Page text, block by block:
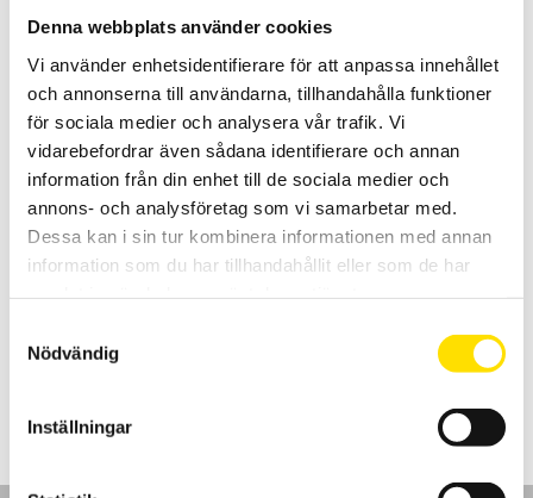
Denna webbplats använder cookies
Vi använder enhetsidentifierare för att anpassa innehållet
och annonserna till användarna, tillhandahålla funktioner
för sociala medier och analysera vår trafik. Vi
vidarebefordrar även sådana identifierare och annan
information från din enhet till de sociala medier och
annons- och analysföretag som vi samarbetar med.
Dessa kan i sin tur kombinera informationen med annan
information som du har tillhandahållit eller som de har
Nödvändig
Inställningar
9,195.00 kr
CA6474 Adapter vid parallella jordanslutningar
Adapter för jordtagsmätning vid parallella jordningar på exempelvis
högspänningsmaster och vindkraftverk med ansluten toppjordlina
under drift.
97,900.00
118,900.00